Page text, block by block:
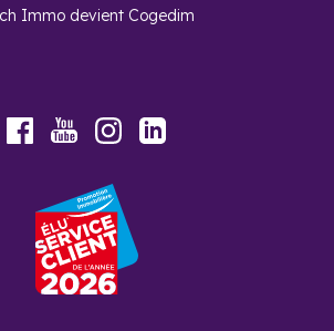
Immo devient Cogedim
FacebookYoutubeInstagram